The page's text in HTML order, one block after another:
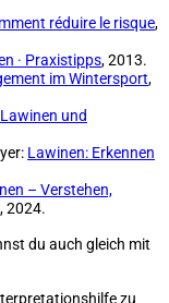
réduire le risque,
· Praxistipps, 2013.
im Wintersport,
Lawinen und
Lawinen: Erkennen
– Verstehen,
, 2024.
du auch gleich mit
zu